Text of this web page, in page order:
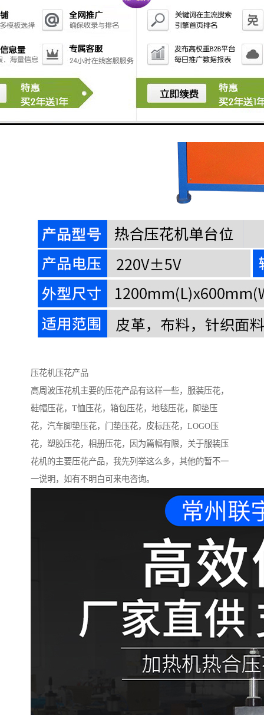
压花机压花产品
高周波压花机主要的压花产品有这样一些，服装压花，
鞋帽压花，T恤压花，箱包压花，地毯压花，脚垫压
花，汽车脚垫压花，门垫压花，皮标压花，LOGO压
花，塑胶压花，相册压花，因为篇幅有限，关于服装压
花机的主要压花产品，我先列举这么多，其他的暂不一
一说明，如有不明白可来电咨询。